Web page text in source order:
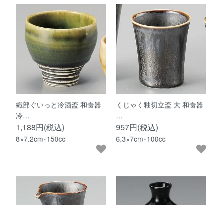
織部ぐいっと冷酒盃 和食器
冷…
1,188円(税込)
8×7.2cm･150cc
くじゃく釉切立盃 大 和食器
…
957円(税込)
6.3×7cm･100cc